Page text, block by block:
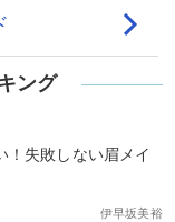
ング
！失敗しない眉メイ
伊早坂美裕